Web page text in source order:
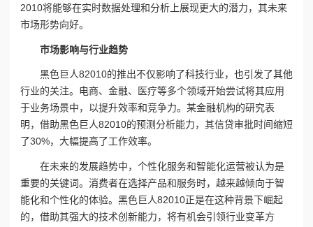
2010将能够在实时数据处理和分析上展现更大的潜力，其未来
市场形势向好。
市场影响与行业趋势
黑色巨人82010的推出不仅影响了科技行业，也引发了其他
行业的关注。电商、金融、医疗等多个领域开始尝试将其应用
于业务场景中，以提升效率和竞争力。某金融机构的研究表
明，借助黑色巨人82010的预测分析能力，其信贷审批时间缩短
了30%，大幅提高了工作效率。
在未来的发展趋势中，个性化服务和智能化运营被认为是
重要的关键词。消费者在选择产品和服务时，越来越倾向于智
能化和个性化的体验。黑色巨人82010正是在这种背景下崛起
的，借助其强大的技术创新能力，将有机会引领行业变革方